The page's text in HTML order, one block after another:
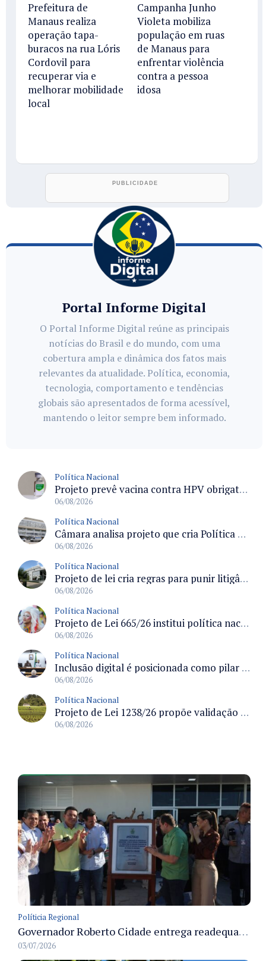
Prefeitura de
Manaus realiza
operação tapa-
buracos na rua Lóris
Cordovil para
recuperar via e
melhorar mobilidade
local
Campanha Junho
Violeta mobiliza
população em ruas
de Manaus para
enfrentar violência
contra a pessoa
idosa
Portal Informe Digital
O Portal Informe Digital reúne as principais
notícias do Brasil e do mundo, com uma
cobertura ampla e dinâmica dos fatos mais
relevantes da atualidade. Política, economia,
tecnologia, comportamento e tendências
globais são apresentados de forma acessível,
mantendo o leitor sempre bem informado.
Política Nacional
Projeto prevê vacina contra HPV obrigatória e testes moleculares para rastreamento do câncer do colo do útero
06/08/2026
Política Nacional
Câmara analisa projeto que cria Política Nacional de Qualificação e Valorização da Preceptoria na Residência Médica
06/08/2026
Política Nacional
Projeto de lei cria regras para punir litigância abusiva reversa e integrar sistemas do Judiciário
06/08/2026
Política Nacional
Projeto de Lei 665/26 institui política nacional para prevenção ao transfeminicídio e prevê medidas de proteção e reparação
06/08/2026
Política Nacional
Inclusão digital é posicionada como pilar essencial da reurbanização de favelas e periferias
06/08/2026
Política Nacional
Projeto de Lei 1238/26 propõe validação automática do Cadastro Ambiental Rural para imóveis de até quatro módulos fiscais
06/08/2026
Políticia Regional
Governador Roberto Cidade entrega readequação do ambulatório da FCecon e amplia capacidade de atendimento oncológico em Manaus
03/07/2026